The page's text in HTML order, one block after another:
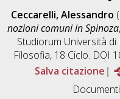
Ceccarelli, Alessandro
nozioni comuni in Spinoza
Studiorum Università
Filosofia, 18 Ciclo. DOI
Salva citazione